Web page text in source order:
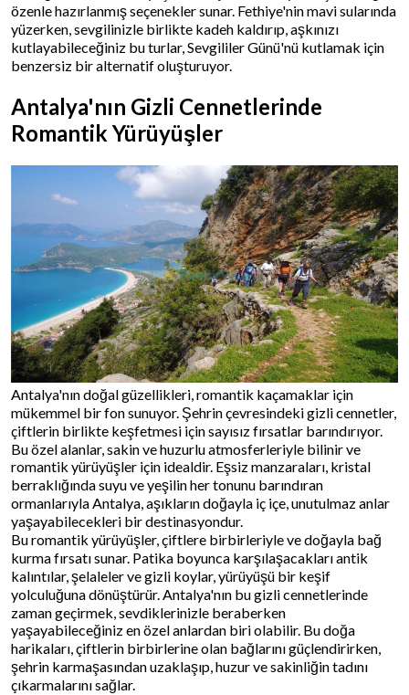
özenle hazırlanmış seçenekler sunar. Fethiye'nin mavi sularında
yüzerken, sevgilinizle birlikte kadeh kaldırıp, aşkınızı
kutlayabileceğiniz bu turlar, Sevgililer Günü'nü kutlamak için
benzersiz bir alternatif oluşturuyor.
Antalya'nın Gizli Cennetlerinde
Romantik Yürüyüşler
Antalya'nın doğal güzellikleri, romantik kaçamaklar için
mükemmel bir fon sunuyor. Şehrin çevresindeki gizli cennetler,
çiftlerin birlikte keşfetmesi için sayısız fırsatlar barındırıyor.
Bu özel alanlar, sakin ve huzurlu atmosferleriyle bilinir ve
romantik yürüyüşler için idealdir. Eşsiz manzaraları, kristal
berraklığında suyu ve yeşilin her tonunu barındıran
ormanlarıyla Antalya, aşıkların doğayla iç içe, unutulmaz anlar
yaşayabilecekleri bir destinasyondur.
Bu romantik yürüyüşler, çiftlere birbirleriyle ve doğayla bağ
kurma fırsatı sunar. Patika boyunca karşılaşacakları antik
kalıntılar, şelaleler ve gizli koylar, yürüyüşü bir keşif
yolculuğuna dönüştürür. Antalya'nın bu gizli cennetlerinde
zaman geçirmek, sevdiklerinizle beraberken
yaşayabileceğiniz en özel anlardan biri olabilir. Bu doğa
harikaları, çiftlerin birbirlerine olan bağlarını güçlendirirken,
şehrin karmaşasından uzaklaşıp, huzur ve sakinliğin tadını
çıkarmalarını sağlar.